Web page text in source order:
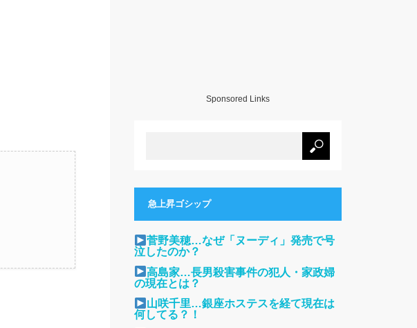
Sponsored Links
急上昇ゴシップ
菅野美穂…なぜ「ヌーディ」発売で号
泣したのか？
高島家…長男殺害事件の犯人・家政婦
の現在とは？
山咲千里…銀座ホステスを経て現在は
何してる？！